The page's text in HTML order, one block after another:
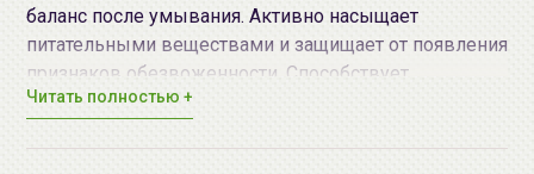
баланс после умывания. Активно насыщает
питательными веществами и защищает от появления
признаков обезвоженности. Способствует
уплотнению тканей, укрепляет тургор и
Читать полностью +